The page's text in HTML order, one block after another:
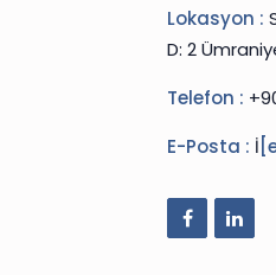
Lokasyon :
D: 2
Telefon :
E-Posta : İ